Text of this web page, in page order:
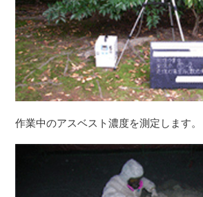
作業中のアスベスト濃度を測定します。